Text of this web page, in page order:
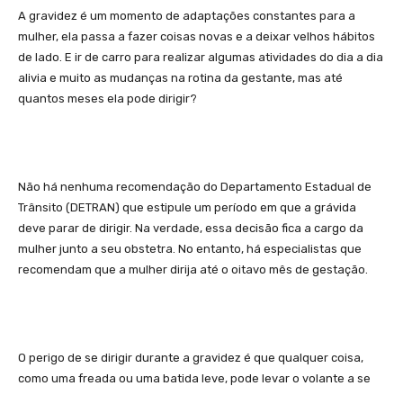
A gravidez é um momento de adaptações constantes para a
mulher, ela passa a fazer coisas novas e a deixar velhos hábitos
de lado. E ir de carro para realizar algumas atividades do dia a dia
alivia e muito as mudanças na rotina da gestante, mas até
quantos meses ela pode dirigir?
Não há nenhuma recomendação do Departamento Estadual de
Trânsito (DETRAN) que estipule um período em que a grávida
deve parar de dirigir. Na verdade, essa decisão fica a cargo da
mulher junto a seu obstetra. No entanto, há especialistas que
recomendam que a mulher dirija até o oitavo mês de gestação.
O perigo de se dirigir durante a gravidez é que qualquer coisa,
como uma freada ou uma batida leve, pode levar o volante a se